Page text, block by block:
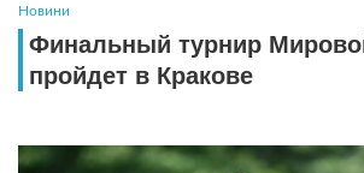
Новини
Финальный турнир
пройдет в Кракове